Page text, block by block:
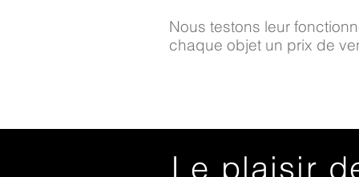
Nous testons leur
chaque objet un prix de
Le plaisir